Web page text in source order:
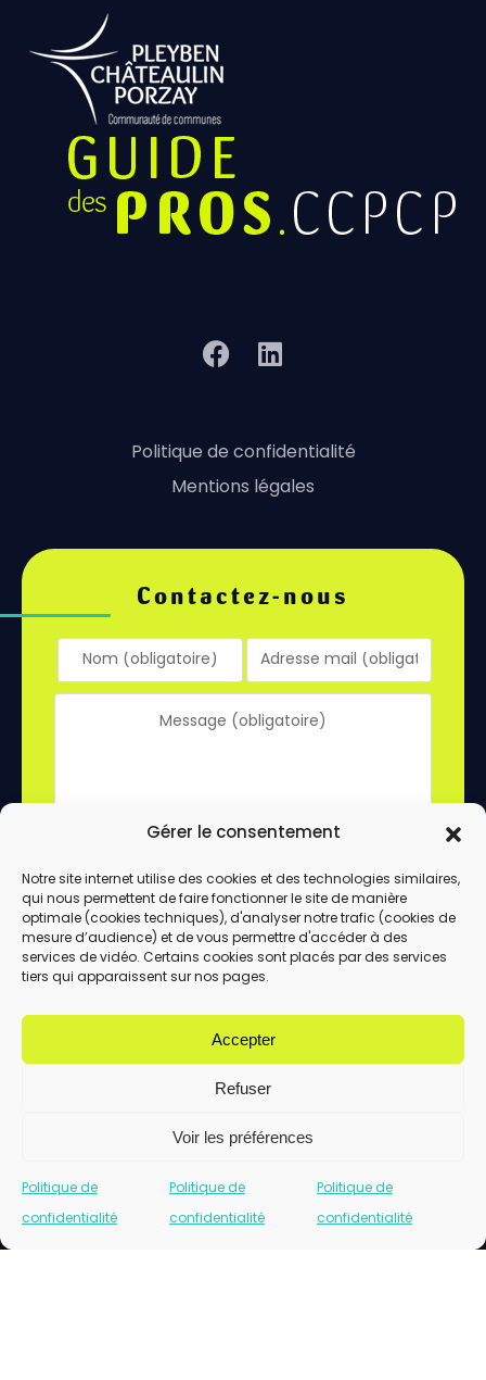
Gérer le consentement
Notre site internet utilise des cookies et des technologies similaires,
qui nous permettent de faire fonctionner le site de manière
optimale (cookies techniques), d'analyser notre trafic (cookies de
mesure d’audience) et de vous permettre d'accéder à des
services de vidéo. Certains cookies sont placés par des services
tiers qui apparaissent sur nos pages.
Accepter
Refuser
Voir les préférences
Politique de
confidentialité
Politique de
confidentialité
Politique de
confidentialité
Politique de confidentialité
Mentions légales
Contactez-nous
En utilisant ce formulaire, vous acceptez le
stockage et le traitement de vos données
par ce site.